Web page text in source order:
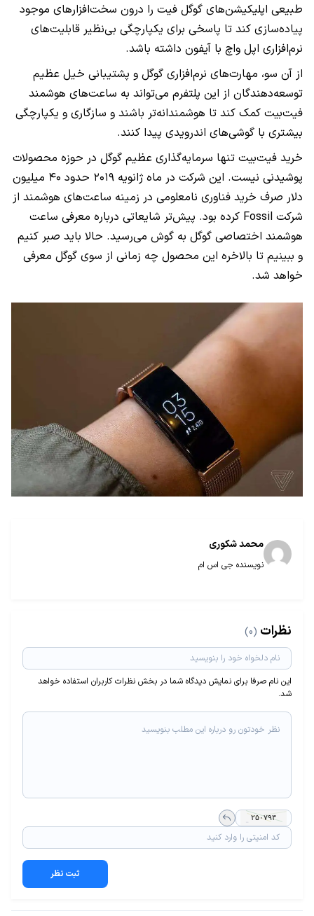
طبیعی اپلیکیشن‌های گوگل فیت را درون سخت‌افزارهای موجود
پیاده‌سازی کند تا پاسخی برای یکپارچگی بی‌نظیر قابلیت‌های
نرم‌افزاری اپل واچ با آیفون داشته باشد.
از آن سو، مهارت‌های نرم‌افزاری گوگل و پشتیبانی خیل عظیم
توسعه‌دهندگان از این پلتفرم می‌تواند به ساعت‌های هوشمند
فیت‌بیت کمک کند تا هوشمندانه‌تر باشند و سازگاری و یکپارچگی
بیشتری با گوشی‌های اندرویدی پیدا کنند.
خرید فیت‌بیت تنها سرمایه‌گذاری عظیم گوگل در حوزه محصولات
پوشیدنی نیست. این شرکت در ماه ژانویه ۲۰۱۹ حدود ۴۰ میلیون
دلار صرف خرید فناوری نامعلومی در زمینه ساعت‌های هوشمند از
شرکت Fossil کرده بود. پیش‌تر شایعاتی درباره معرفی ساعت
هوشمند اختصاصی گوگل به گوش می‌رسید. حالا باید صبر کنیم
و ببینیم تا بالاخره این محصول چه زمانی از سوی گوگل معرفی
خواهد شد.
محمد شکوری
نویسنده جی اس ام
نظرات (0)
این نام صرفا برای نمایش دیدگاه شما در بخش نظرات کاربران استفاده خواهد
شد.
ثبت نظر